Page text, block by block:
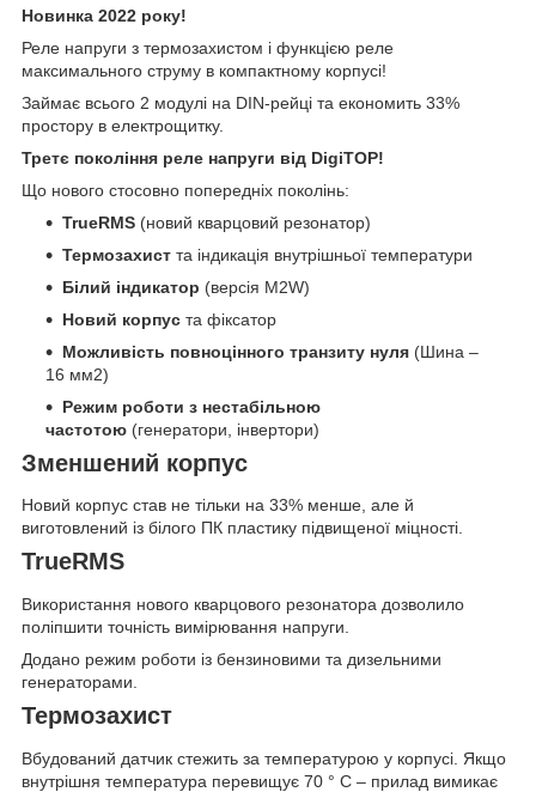
Новинка 2022 року!
Реле напруги з термозахистом і функцією реле
максимального струму в компактному корпусі!
Займає всього 2 модулі на DIN-рейці та економить 33%
простору в електрощитку.
Третє покоління реле напруги від DigiTOP!
Що нового стосовно попередніх поколінь:
TrueRMS (новий кварцовий резонатор)
Термозахист та індикація внутрішньої температури
Білий індикатор (версія M2W)
Новий корпус та фіксатор
Можливість повноцінного транзиту нуля (Шина –
16 мм2)
Режим роботи з нестабільною
частотою (генератори, інвертори)
Зменшений корпус
Новий корпус став не тільки на 33% менше, але й
виготовлений із білого ПК пластику підвищеної міцності.
TrueRMS
Використання нового кварцового резонатора дозволило
поліпшити точність вимірювання напруги.
Додано режим роботи із бензиновими та дизельними
генераторами.
Термозахист
Вбудований датчик стежить за температурою у корпусі. Якщо
внутрішня температура перевищує 70 ° С – прилад вимикає